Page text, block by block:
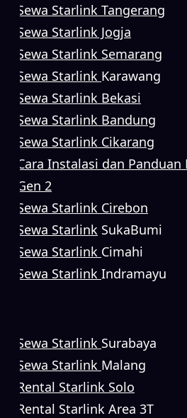
Sewa Starlink Tangerang
Sewa Starlink Jogja
Sewa Starlink Semarang
Sewa Starlink Karawang
Sewa Starlink Bekasi
Sewa Starlink Bandung
Sewa Starlink Cikarang
Cara Instalasi dan
Gen 2
Sewa Starlink Cirebon
Sewa Starlink SukaBumi
Sewa Starlink Cimahi
Sewa Starlink Indramayu
Sewa Starlink Surabaya
Sewa Starlink Malang
Rental Starlink Solo
Rental Starlink Area 3T